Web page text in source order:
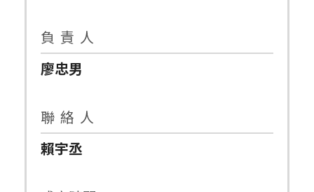
負 責 人
廖忠男
聯 絡 人
賴宇丞